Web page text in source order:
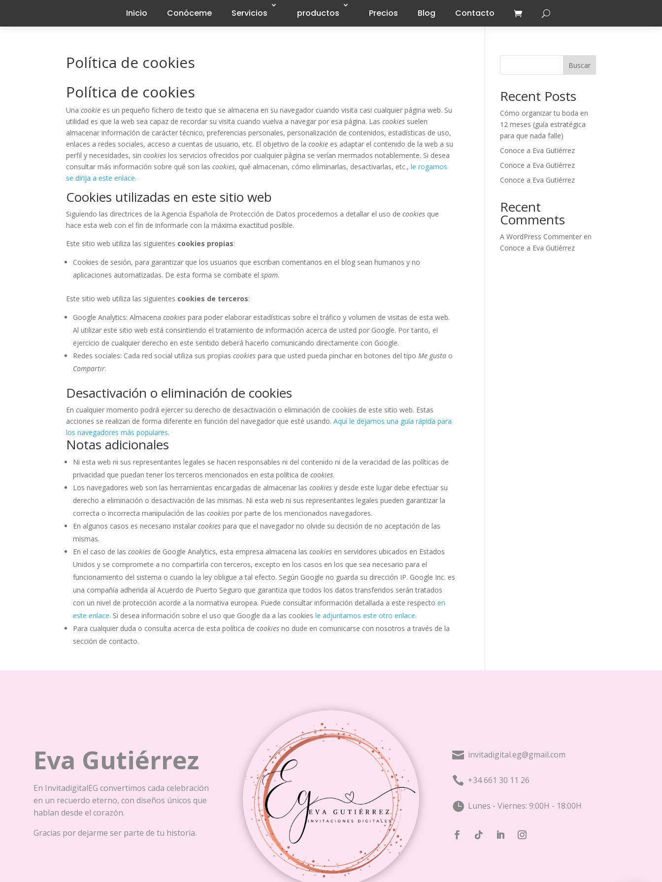
Inicio Conóceme Servicios productos Precios Blog Contacto
Política de cookies
Política de cookies
Unacookie es un pequeño fichero de texto que se almacena en su navegador cuando visita casi cualquier página web. Su
utilidad es que la web sea capaz de recordar su visita cuando vuelva a navegar por esa página. Lascookies suelen
almacenar información de carácter técnico, preferencias personales, personalización de contenidos, estadísticas de uso,
enlaces a redes sociales, acceso a cuentas de usuario, etc. El objetivo de lacookie es adaptar el contenido de la web a su
perfil y necesidades, sincookies los servicios ofrecidos por cualquier página se verían mermados notablemente. Si desea
consultar más información sobre qué son lascookies, qué almacenan, cómo eliminarlas, desactivarlas, etc.,le rogamos
se dirija a este enlace.
Cookies utilizadas en este sitio web
Siguiendo las directrices de la Agencia Española de Protección de Datos procedemos a detallar el uso decookies que
hace esta web con el fin de informarle con la máxima exactitud posible.
Este sitio web utiliza las siguientes cookies propias:
Cookies de sesión, para garantizar que los usuarios que escriban comentarios en el blog sean humanos y no
aplicaciones automatizadas. De esta forma se combate elspam.
Este sitio web utiliza las siguientes cookies de terceros:
Google Analytics: Almacenacookies para poder elaborar estadísticas sobre el tráfico y volumen de visitas de esta web.
Al utilizar este sitio web está consintiendo el tratamiento de información acerca de usted por Google. Por tanto, el
ejercicio de cualquier derecho en este sentido deberá hacerlo comunicando directamente con Google.
Redes sociales: Cada red social utiliza sus propiascookies para que usted pueda pinchar en botones del tipoMe gusta o
Compartir.
Desactivación o eliminación de cookies
En cualquier momento podrá ejercer su derecho de desactivación o eliminación de cookies de este sitio web. Estas
acciones se realizan de forma diferente en función del navegador que esté usando.Aquí le dejamos una guía rápida para
los navegadores más populares.
Notas adicionales
Ni esta web ni sus representantes legales se hacen responsables ni del contenido ni de la veracidad de las políticas de
privacidad que puedan tener los terceros mencionados en esta política decookies.
Los navegadores web son las herramientas encargadas de almacenar lascookies y desde este lugar debe efectuar su
derecho a eliminación o desactivación de las mismas. Ni esta web ni sus representantes legales pueden garantizar la
correcta o incorrecta manipulación de lascookies por parte de los mencionados navegadores.
En algunos casos es necesario instalarcookies para que el navegador no olvide su decisión de no aceptación de las
mismas.
En el caso de lascookies de Google Analytics, esta empresa almacena lascookies en servidores ubicados en Estados
Unidos y se compromete a no compartirla con terceros, excepto en los casos en los que sea necesario para el
funcionamiento del sistema o cuando la ley obligue a tal efecto. Según Google no guarda su dirección IP. Google Inc. es
una compañía adherida al Acuerdo de Puerto Seguro que garantiza que todos los datos transferidos serán tratados
con un nivel de protección acorde a la normativa europea. Puede consultar información detallada a este respectoen
este enlace. Si desea información sobre el uso que Google da a las cookiesle adjuntamos este otro enlace.
Para cualquier duda o consulta acerca de esta política decookies no dude en comunicarse con nosotros a través de la
sección de contacto.
Buscar
Recent Posts
Cómo organizar tu boda en
12 meses (guía estratégica
para que nada falle)
Conoce a Eva Gutiérrez
Conoce a Eva Gutiérrez
Conoce a Eva Gutiérrez
Recent
Comments
A WordPress Commenter en
Conoce a Eva Gutiérrez
Eva Gutiérrez
En InvitadigitalEG convertimos cada celebración
en un recuerdo eterno, con diseños únicos que
hablan desde el corazón.
Gracias por dejarme ser parte de tu historia.
 invitadigital.eg@gmail.com
 +34 661 30 11 26
 Lunes - Viernes: 9:00H - 18:00H